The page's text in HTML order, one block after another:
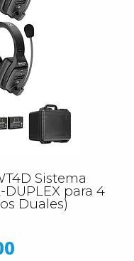
Sistema
para 4
Duales)